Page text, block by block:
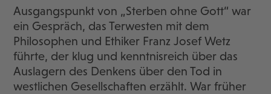
Ausgangspunkt von „Sterben ohne Gott“ war
ein Gespräch, das Terwesten mit dem
Philosophen und Ethiker Franz Josef Wetz
führte, der klug und kenntnisreich über das
Auslagern des Denkens über den Tod in
westlichen Gesellschaften erzählt. War früher